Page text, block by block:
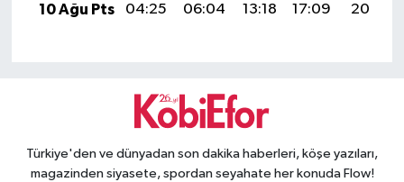
10 Ağu Pts
04:25 06:04 13:18 17:09 20:21
Türkiye'den ve dünyadan son dakika haberleri, köşe yazıları,
magazinden siyasete, spordan seyahate her konuda Flow!